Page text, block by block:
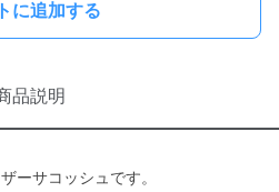
に追加する
品説明
ーサコッシュです。